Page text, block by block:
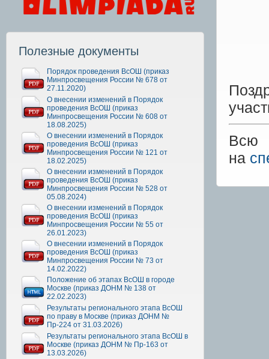
Полезные документы
Порядок проведения ВсОШ (приказ
Минпросвещения России № 678 от
27.11.2020)
О внесении изменений в Порядок
проведения ВсОШ (приказ
Минпросвещения России № 608 от
18.08.2025)
О внесении изменений в Порядок
проведения ВсОШ (приказ
Минпросвещения России № 121 от
18.02.2025)
О внесении изменений в Порядок
проведения ВсОШ (приказ
Минпросвещения России № 528 от
05.08.2024)
О внесении изменений в Порядок
проведения ВсОШ (приказ
Минпросвещения России № 55 от
26.01.2023)
О внесении изменений в Порядок
проведения ВсОШ (приказ
Минпросвещения России № 73 от
14.02.2022)
Положение об этапах ВсОШ в городе
Москве (приказ ДОНМ № 138 от
22.02.2023)
Результаты регионального этапа ВсОШ
по праву в Москве (приказ ДОНМ №
Пр-224 от 31.03.2026)
Результаты регионального этапа ВсОШ в
Москве (приказ ДОНМ № Пр-163 от
13.03.2026)
Всю
на